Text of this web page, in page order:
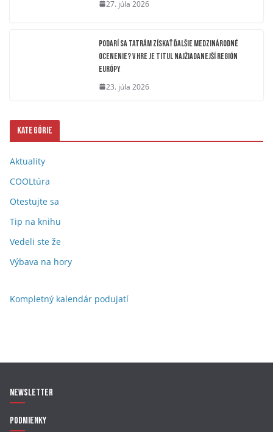
27. júla 2026
Podarí sa Tatrám získať ďalšie medzinárodné
ocenenie? V hre je titul Najžiadanejší región
Európy
23. júla 2026
Kategórie
Aktuality
COOLtúra
Otestujte sa
Tip na knihu
Vedeli ste že
Výbava na hory
Kompletný kalendár podujatí
Newsletter
Podmienky